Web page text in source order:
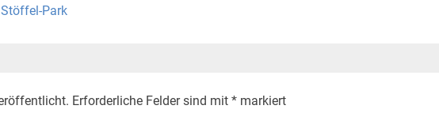
Park
Erforderliche Felder sind mit *markiert